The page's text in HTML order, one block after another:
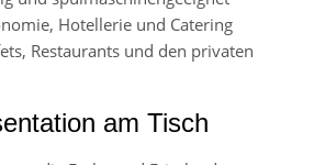
Hotellerie und Catering
Restaurants und den privaten
am Tisch